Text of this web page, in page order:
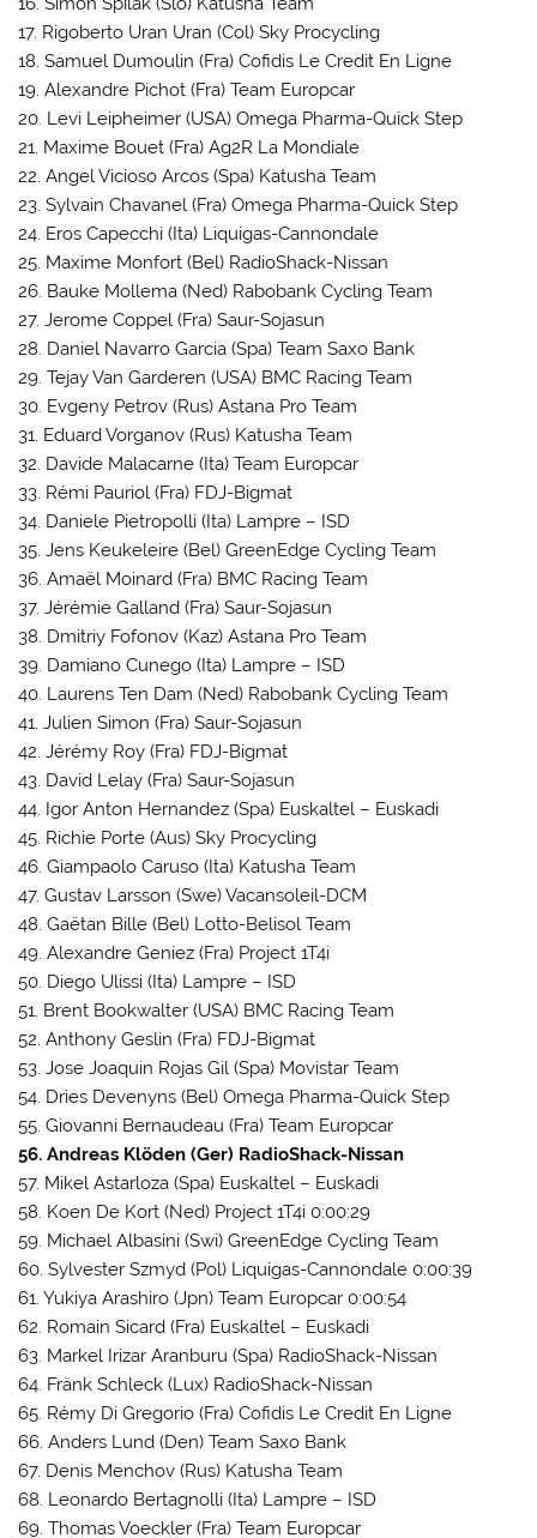
17. Rigoberto Uran Uran (Col) Sky Procycling
18. Samuel Dumoulin (Fra) Cofidis Le Credit En Ligne
19. Alexandre Pichot (Fra) Team Europcar
20. Levi Leipheimer (USA) Omega Pharma-Quick Step
21. Maxime Bouet (Fra) Ag2R La Mondiale
22. Angel Vicioso Arcos (Spa) Katusha Team
23. Sylvain Chavanel (Fra) Omega Pharma-Quick Step
24. Eros Capecchi (Ita) Liquigas-Cannondale
25. Maxime Monfort (Bel) RadioShack-Nissan
26. Bauke Mollema (Ned) Rabobank Cycling Team
27. Jerome Coppel (Fra) Saur-Sojasun
28. Daniel Navarro Garcia (Spa) Team Saxo Bank
29. Tejay Van Garderen (USA) BMC Racing Team
30. Evgeny Petrov (Rus) Astana Pro Team
31. Eduard Vorganov (Rus) Katusha Team
32. Davide Malacarne (Ita) Team Europcar
33. Rémi Pauriol (Fra) FDJ-Bigmat
34. Daniele Pietropolli (Ita) Lampre – ISD
35. Jens Keukeleire (Bel) GreenEdge Cycling Team
36. Amaël Moinard (Fra) BMC Racing Team
37. Jérémie Galland (Fra) Saur-Sojasun
38. Dmitriy Fofonov (Kaz) Astana Pro Team
39. Damiano Cunego (Ita) Lampre – ISD
40. Laurens Ten Dam (Ned) Rabobank Cycling Team
41. Julien Simon (Fra) Saur-Sojasun
42. Jérémy Roy (Fra) FDJ-Bigmat
43. David Lelay (Fra) Saur-Sojasun
44. Igor Anton Hernandez (Spa) Euskaltel – Euskadi
45. Richie Porte (Aus) Sky Procycling
46. Giampaolo Caruso (Ita) Katusha Team
47. Gustav Larsson (Swe) Vacansoleil-DCM
48. Gaëtan Bille (Bel) Lotto-Belisol Team
49. Alexandre Geniez (Fra) Project 1T4i
50. Diego Ulissi (Ita) Lampre – ISD
51. Brent Bookwalter (USA) BMC Racing Team
52. Anthony Geslin (Fra) FDJ-Bigmat
53. Jose Joaquin Rojas Gil (Spa) Movistar Team
54. Dries Devenyns (Bel) Omega Pharma-Quick Step
55. Giovanni Bernaudeau (Fra) Team Europcar
56. Andreas Klöden (Ger) RadioShack-Nissan
57. Mikel Astarloza (Spa) Euskaltel – Euskadi
58. Koen De Kort (Ned) Project 1T4i 0:00:29
59. Michael Albasini (Swi) GreenEdge Cycling Team
60. Sylvester Szmyd (Pol) Liquigas-Cannondale 0:00:39
61. Yukiya Arashiro (Jpn) Team Europcar 0:00:54
62. Romain Sicard (Fra) Euskaltel – Euskadi
63. Markel Irizar Aranburu (Spa) RadioShack-Nissan
64. Fränk Schleck (Lux) RadioShack-Nissan
65. Rémy Di Gregorio (Fra) Cofidis Le Credit En Ligne
66. Anders Lund (Den) Team Saxo Bank
67. Denis Menchov (Rus) Katusha Team
68. Leonardo Bertagnolli (Ita) Lampre – ISD
69. Thomas Voeckler (Fra) Team Europcar